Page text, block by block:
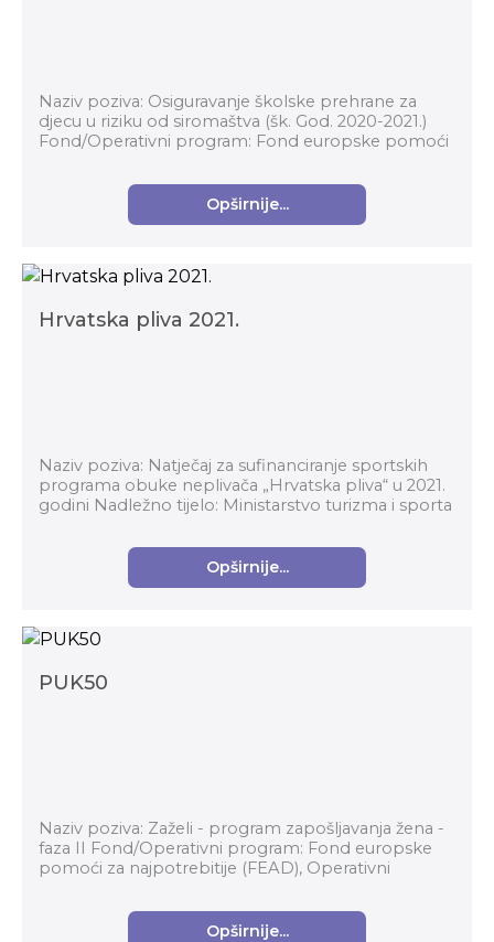
Naziv poziva: Osiguravanje školske prehrane za
djecu u riziku od siromaštva (šk. God. 2020-2021.)
Fond/Operativni program: Fond europske pomoći
Opširnije...
Hrvatska pliva 2021.
Naziv poziva: Natječaj za sufinanciranje sportskih
programa obuke neplivača „Hrvatska pliva“ u 2021.
godini Nadležno tijelo: Ministarstvo turizma i sporta
Opširnije...
PUK50
Naziv poziva: Zaželi - program zapošljavanja žena -
faza II Fond/Operativni program: Fond europske
pomoći za najpotrebitije (FEAD), Operativni
Opširnije...